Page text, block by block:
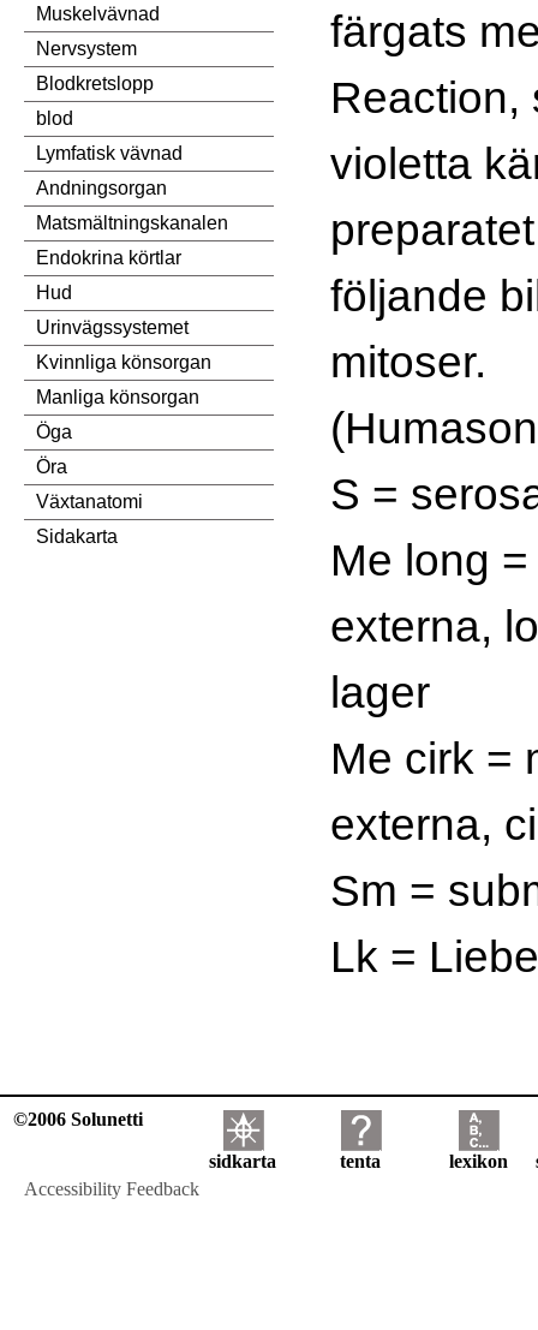
Muskelvävnad
Nervsystem
Blodkretslopp
blod
Lymfatisk vävnad
Andningsorgan
Matsmältningskanalen
Endokrina körtlar
Hud
Urinvägssystemet
Kvinnliga könsorgan
Manliga könsorgan
Öga
Öra
Växtanatomi
Sidakarta
färgats
Reaction,
violetta
följande
mitoser.
S =
Me long
externa,
lager
Me cirk =
externa,
Sm =
Lk =
©2006 Solunetti
sidkarta tenta lexikon
Accessibility Feedback